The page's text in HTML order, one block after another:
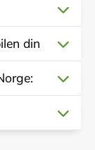
er utført.
din
appen